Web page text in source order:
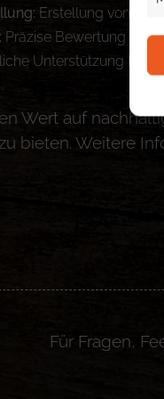
Erstellung von
Präzise Bewertung von
Unterstützung bei
Wert auf
bieten. Weitere
Für Fragen,